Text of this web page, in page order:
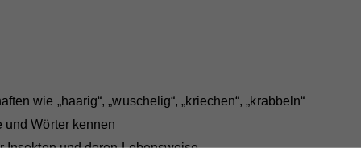
wie „haarig“, „wuschelig“, „kriechen“, „krabbeln“
und Wörter kennen
Insekten und deren Lebensweise